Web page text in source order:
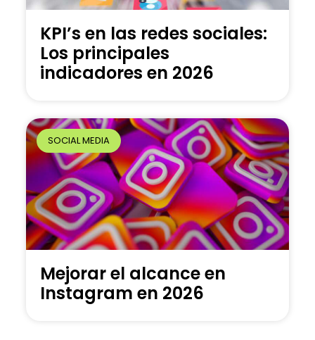
KPI’s en las redes sociales:
Los principales
indicadores en 2026
SOCIAL MEDIA
Mejorar el alcance en
Instagram en 2026